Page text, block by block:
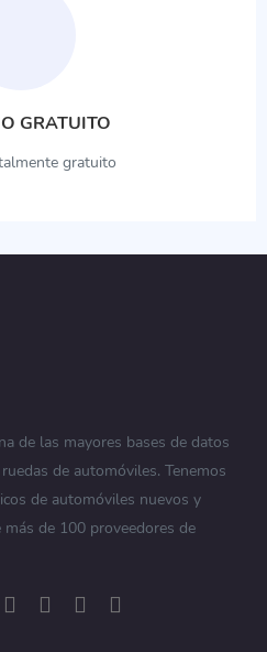
GRATUITO
gratuito
de las mayores bases de datos
de automóviles. Tenemos
de automóviles nuevos y
de 100 proveedores de